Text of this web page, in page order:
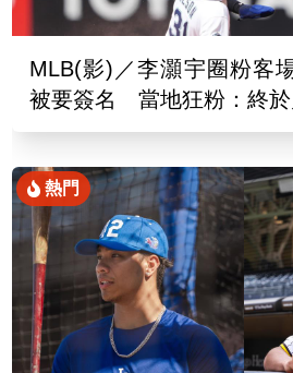
MLB(影)／李灝宇圈粉客
被要簽名 當地狂粉：終於
熱門